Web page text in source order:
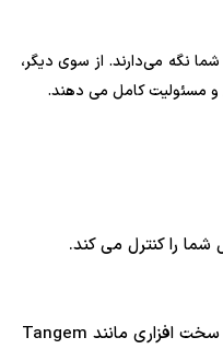
نگه می‌دارند. از سوی دیگر،
و مسئولیت کامل می دهند.
را کنترل می کند.
کیف پول های غیر حافظ شامل کیف پول های غیر حافظی آنلاین مانند MetaMask و کیف پول های سخت افزاری مانند Tangem